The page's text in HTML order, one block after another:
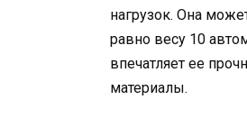
нагрузок. Она
равно весу 10
впечатляет ее
материалы.